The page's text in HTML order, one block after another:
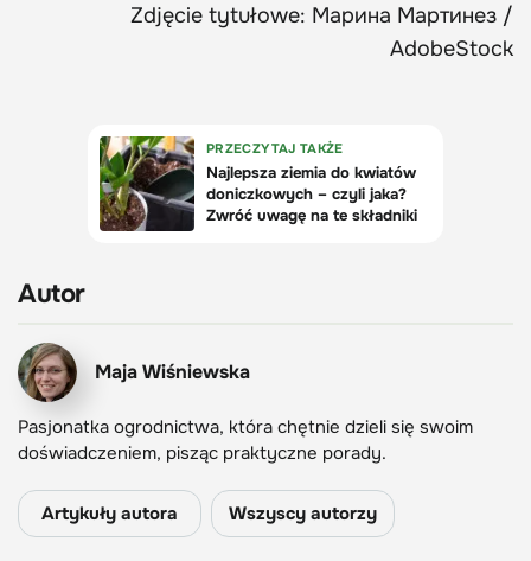
Zdjęcie tytułowe: Марина Мартинез /
AdobeStock
Autor
Maja Wiśniewska
Pasjonatka ogrodnictwa, która chętnie dzieli się swoim
doświadczeniem, pisząc praktyczne porady.
Artykuły autora Wszyscy autorzy